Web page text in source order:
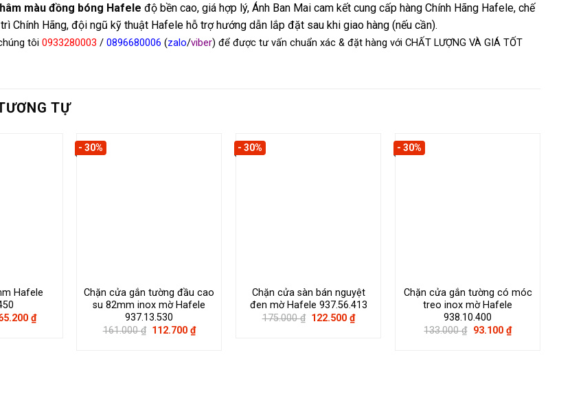
màu đồng bóng Hafele độ bền cao, giá hợp lý, Ánh Ban Mai cam kết cung cấp hàng Chính Hãng Hafele, chế
Chính Hãng, đội ngũ kỹ thuật Hafele hỗ trợ hướng dẫn lắp đặt sau khi giao hàng (nếu cần).
tôi 0933280003 / 0896680006 (zalo/viber) để được tư vấn chuẩn xác & đặt hàng với CHẤT LƯỢNG VÀ GIÁ TỐT
TỰ
Hafele
₫Giá
- 30%
Chặn cửa gắn tường đầu cao
su 82mm inox mờ Hafele
937.13.530
161.000₫ Giá
112.700 ₫Giá
- 30%
Chặn cửa sàn bán nguyệt
đen mờ Hafele 937.56.413
175.000₫ Giá
122.500 ₫Giá
- 30%
Chặn cửa gắn tường có móc
treo inox mờ Hafele
938.10.400
133.000₫ Giá
93.100 ₫Giá